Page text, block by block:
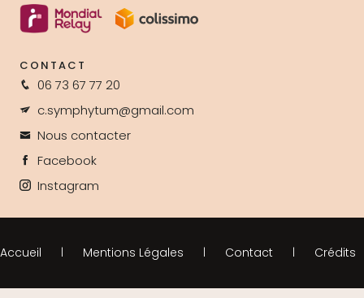
CONTACT
06 73 67 77 20
c.symphytum@gmail.com
Nous contacter
Facebook
Instagram
Accueil Mentions Légales Contact Crédits